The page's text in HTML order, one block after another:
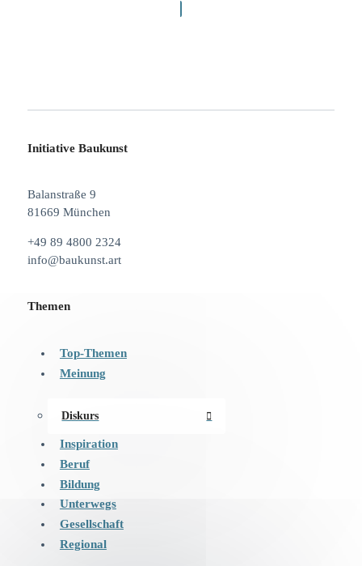
Initiative Baukunst
Balanstraße 9
81669 München
+49 89 4800 2324
info@baukunst.art
Themen
Top-Themen
Meinung
Diskurs
Inspiration
Beruf
Bildung
Unterwegs
Gesellschaft
Regional